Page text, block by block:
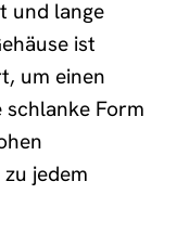
und lange
ist
um einen
schlanke Form
jedem